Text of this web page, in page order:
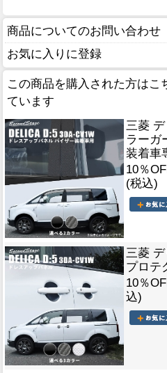
商品についてのお問い合わせ
お気に入りに登録
この商品を購入された方はこ
ています
三菱
ラーガ
装着車
10％
(税込)
三菱
プロテ
10％
込)